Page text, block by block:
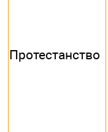
Протестанство